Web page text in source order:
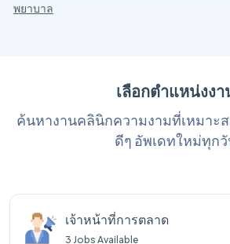
พยาบาล
เลือกตำแหน่งงา
ค้นหางานคลินิกความงามที่เหมาะ
ดีๆ อัพเดทใหม่ทุก
แพทย์
17Jobs Available